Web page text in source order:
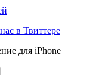
в Твиттере
для iPhone